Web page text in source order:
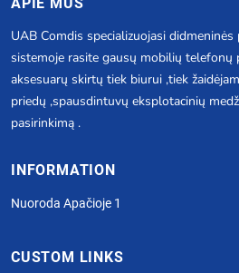
UAB Comdis specializuojasi
sistemoje rasite gausų mobilių
aksesuarų skirtų tiek biurui ,tiek
priedų ,spausdintuvų eksplotacinių
pasirinkimą .
INFORMATION
Nuoroda Apačioje 1
CUSTOM LINKS